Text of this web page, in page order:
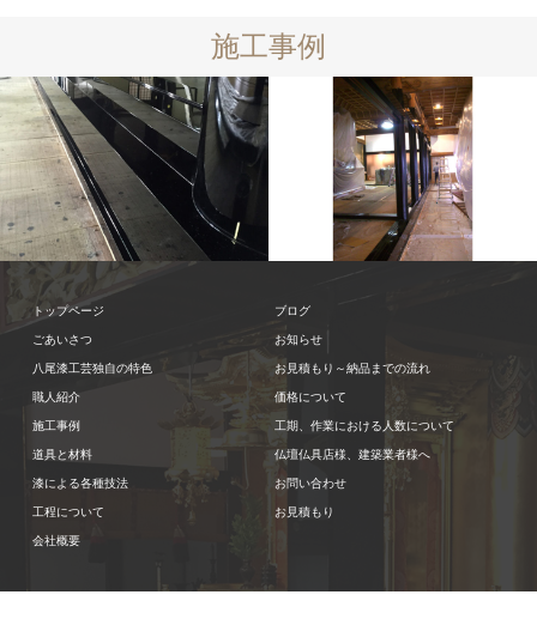
施工事例
上がり框 丸柱
仏閣 内装
上がり框 丸柱 壇框 後門
トップページ
ごあいさつ
八尾漆工芸独自の特色
職人紹介
施工事例
道具と材料
漆による各種技法
工程について
会社概要
ブログ
お知らせ
お見積もり～納品までの流れ
価格について
工期、作業における人数について
仏壇仏具店様、建築業者様へ
お問い合わせ
お見積もり